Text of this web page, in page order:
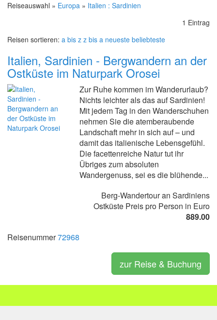
Reiseauswahl » Europa » Italien : Sardinien
1 Eintrag
Reisen sortieren: a bis z z bis a neueste beliebteste
Italien, Sardinien - Bergwandern an der
Ostküste im Naturpark Orosei
Zur Ruhe kommen im Wanderurlaub?
Nichts leichter als das auf Sardinien!
Mit jedem Tag in den Wanderschuhen
nehmen Sie die atemberaubende
Landschaft mehr in sich auf – und
damit das italienische Lebensgefühl.
Die facettenreiche Natur tut ihr
Übriges zum absoluten
Wandergenuss, sei es die blühende...
Berg-Wandertour an Sardiniens
Ostküste Preis pro Person in Euro
889.00
Reisenummer72968
zur Reise & Buchung